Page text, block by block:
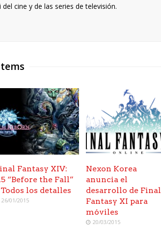
cine y de las series de televisión.
Fantasy XIV:
“Before the Fall”
Todos los detalles
26/01/2015
Nexon Korea
anuncia el
desarrollo de Final
Fantasy XI para
móviles
20/03/2015